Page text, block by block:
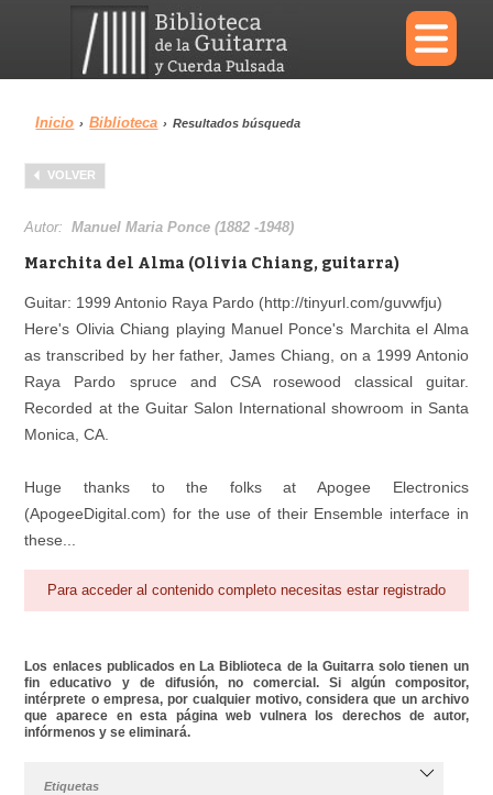
×
Menu
Biblioteca
Área personal Reproductor
Inicio › Biblioteca › Resultados búsqueda
VOLVER
Autor:Manuel Maria Ponce (1882 -1948)
Marchita del Alma (Olivia Chiang, guitarra)
Guitar: 1999 Antonio Raya Pardo (http://tinyurl.com/guvwfju)
Here's Olivia Chiang playing Manuel Ponce's Marchita el Alma
as transcribed by her father, James Chiang, on a 1999 Antonio
Raya Pardo spruce and CSA rosewood classical guitar.
Recorded at the Guitar Salon International showroom in Santa
Monica, CA.
Huge thanks to the folks at Apogee Electronics
(ApogeeDigital.com) for the use of their Ensemble interface in
these...
Para acceder al contenido completo necesitas estar registrado
Los enlaces publicados en La Biblioteca de la Guitarra solo tienen un
fin educativo y de difusión, no comercial. Si algún compositor,
intérprete o empresa, por cualquier motivo, considera que un archivo
que aparece en esta página web vulnera los derechos de autor,
infórmenos y se eliminará.
Etiquetas